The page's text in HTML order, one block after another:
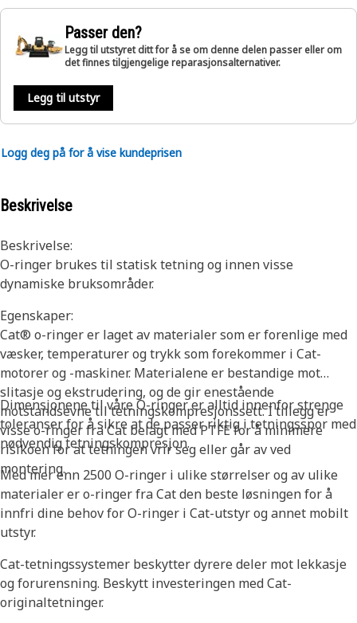
Passer den?
Legg til utstyret ditt for å se om denne delen passer eller om
det finnes tilgjengelige reparasjonsalternativer.
Legg til utstyr
Logg deg på for å vise kundeprisen
Beskrivelse
Beskrivelse:
O-ringer brukes til statisk tetning og innen visse
dynamiske bruksområder.
Egenskaper:
Cat® o-ringer er laget av materialer som er forenlige med
væsker, temperaturer og trykk som forekommer i Cat-
motorer og -maskiner. Materialene er bestandige mot
slitasje og ekstrudering, og de gir enestående
motstandsevne til tetningskompresjonssett. I tillegg er
visse o-ringer fra Cat belagt med PTFE for å minimere
risikoen for at tetningen vrir seg eller går av ved
montering.
Dimensjonene til våre O-ringer er alltid innenfor strenge
toleranser for å sikre at de passer riktig i tetningsspor med
nødvendig tetningskompresjon.
Med mer enn 2500 O-ringer i ulike størrelser og av ulike
materialer er o-ringer fra Cat den beste løsningen for å
innfri dine behov for O-ringer i Cat-utstyr og annet mobilt
utstyr.
Cat-tetningssystemer beskytter dyrere deler mot lekkasje
og forurensning. Beskytt investeringen med Cat-
originaltetninger.